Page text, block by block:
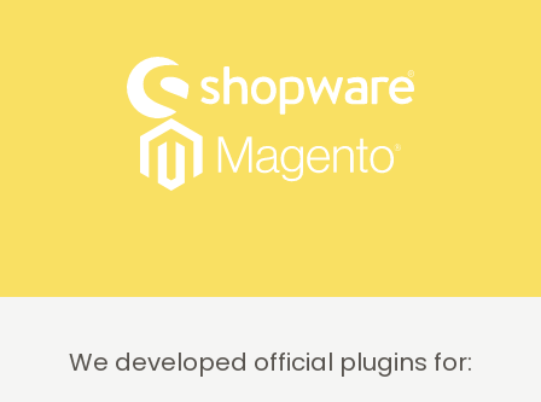
We developed official plugins for: